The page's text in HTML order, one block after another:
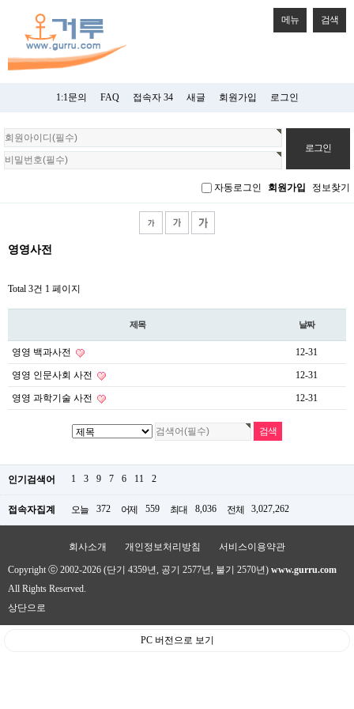
메뉴 검색
1:1문의 FAQ 접속자 34 새글 회원가입 로그인
회
원
로
자동로그인 회원가입 정보찾기
영영사전
Total 3건 1 페이지
제목 날짜
영영 백과사전 12-31
영영 인문사회 사전 12-31
영영 과학기술 사전 12-31
인기검색어 1 3 9 7 6 11 2
접속자집계 오늘 372 어제 559 최대 8,036 전체 3,027,262
회사소개 개인정보처리방침 서비스이용약관
Copyright ⓒ 2002-2026 (단기 4359년, 공기 2577년, 불기 2570년) www.gurru.com
All Rights Reserved.
상단으로
PC 버전으로 보기